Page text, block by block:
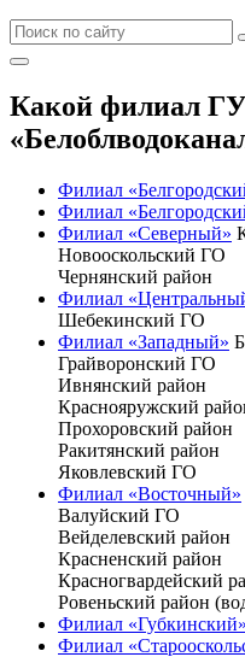
Какой филиал
Филиал
Филиал
Филиал «Северный»
Новооскольский ГО
Чернянский район
Филиал
Шебекинский ГО
Филиал «Западный»
Грайворонский ГО
Ивнянский район
Краснояружский
Прохоровский район
Ракитянский район
Яковлевский ГО
Филиал «Восточный»
Валуйский ГО
Вейделевский район
Красненский район
Красногвардейский
Ровеньский район
Филиал «Губкинский»
Филиал